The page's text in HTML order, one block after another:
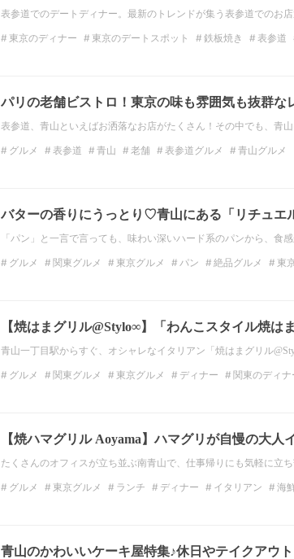
表参道でのデートディナー。最新のトレンドが集う表参道でのお
東京のディナー 東京のデートスポット 鉄板焼き 表参道
パリの老舗ビストロ！東京の味も雰囲気も抜群
表参道、青山といえばお洒落なお店がたくさん！その中でも、青
グルメ 表参道 青山 老舗 表参道グルメ 青山グルメ
バターの香りにうっとり♡青山にある「リチュエ
「パン」と一言で言っても、味わい深いハード系のパンから、食
グルメ 関東グルメ 東京グルメ パン 絶品グルメ 東
【焼はまグリル@Stylo∞】「わんこスタイル焼は
青山一丁目駅からすぐ、オシャレなイタリアン「焼はまグリル
グルメ 関東グルメ 東京グルメ ディナー
関東のディナ
【焼ハマグリル Aoyama】ハマグリが自慢の大人
たくさんのオフィスが立ち並ぶ南青山で、仕事帰りにも気軽に立
グルメ 東京グルメ ランチ ディナー イタリアン 海
青山のかわいいケーキ屋特集♪休日やテイクアウト